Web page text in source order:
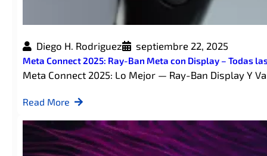
Diego H. Rodriguez septiembre 22, 2025
Meta Connect 2025: Ray-Ban Meta con Display – Todas
Meta Connect 2025: Lo Mejor — Ray-Ban Display Y
Read More